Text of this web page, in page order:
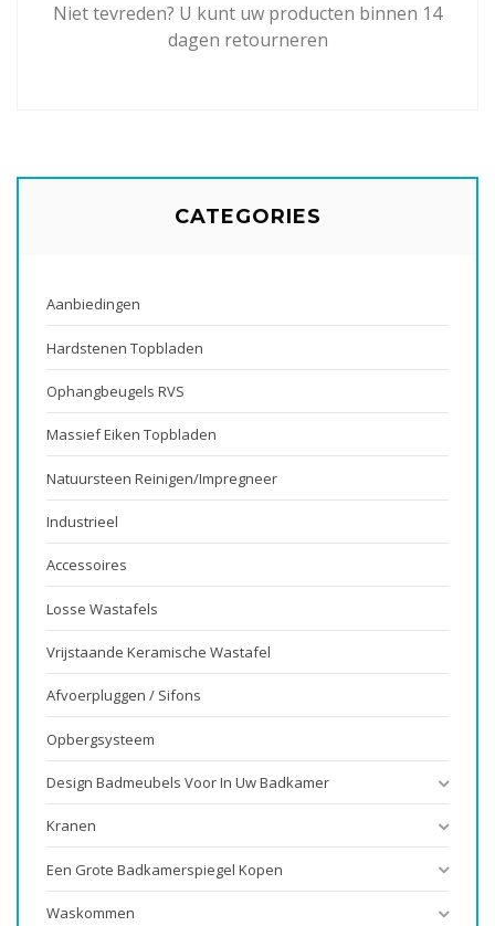
Niet tevreden? U kunt uw producten binnen 14
dagen retourneren
CATEGORIES
Aanbiedingen
Hardstenen Topbladen
Ophangbeugels RVS
Massief Eiken Topbladen
Natuursteen Reinigen/impregneer
Industrieel
Accessoires
Losse Wastafels
Vrijstaande Keramische Wastafel
Afvoerpluggen / Sifons
Opbergsysteem
Design Badmeubels Voor In Uw Badkamer
Kranen
Een Grote Badkamerspiegel Kopen
Waskommen